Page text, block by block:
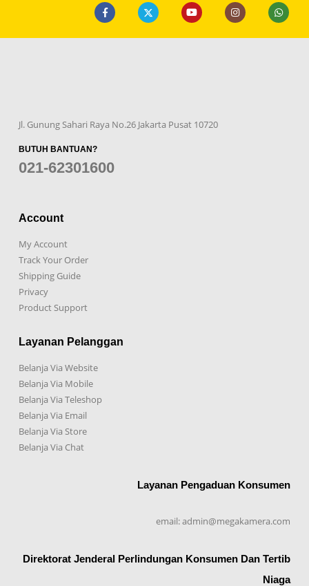
Jl. Gunung Sahari Raya No.26 Jakarta Pusat 10720
BUTUH BANTUAN?
021-62301600
Account
My Account
Track Your Order
Shipping Guide
Privacy
Product Support
Layanan Pelanggan
Belanja Via Website
Belanja Via Mobile
Belanja Via Teleshop
Belanja Via Email
Belanja Via Store
Belanja Via Chat
Layanan Pengaduan Konsumen
email: admin@megakamera.com
Direktorat Jenderal Perlindungan Konsumen Dan Tertib
Niaga